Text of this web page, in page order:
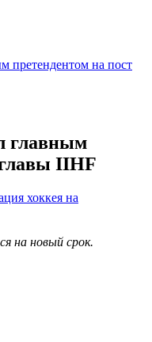
претендентом на пост
главным
IIHF
хоккея на
на новый срок.